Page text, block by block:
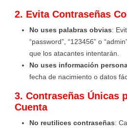
2. Evita Contraseñas
No uses palabras obvias:
“password”, “123456” o
que los atacantes intentarán.
No uses información
fecha de nacimiento o datos
3. Contraseñas Únicas
Cuenta
No reutilices contraseñas: